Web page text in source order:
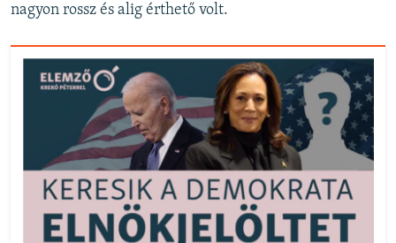
nagyon rossz és alig érthető volt.